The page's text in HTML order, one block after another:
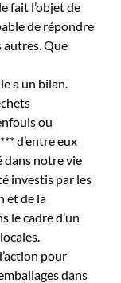
fait l’objet de
de répondre
Que
a un bilan.
ou
d’entre eux
dans notre vie
investis par les
et de la
le cadre d’un
pour
dans